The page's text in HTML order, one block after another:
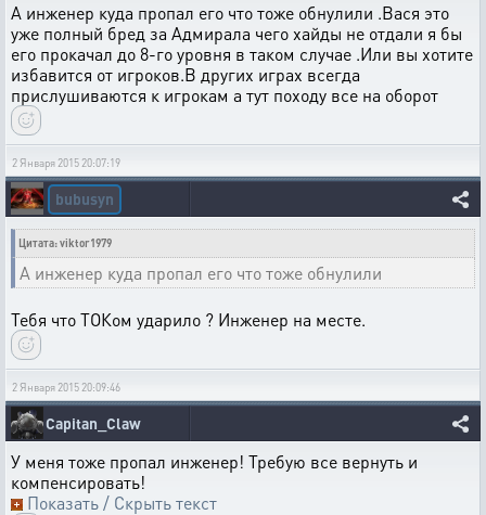
А инженер куда пропал его что тоже обнулили .Вася это
уже полный бред за Адмирала чего хайды не отдали я бы
его прокачал до 8-го уровня в таком случае .Или вы хотите
избавится от игроков.В других играх всегда
прислушиваются к игрокам а тут походу все на оборот
2 Января 2015 20:07:19
bubusyn
Цитата: viktor1979
А инженер куда пропал его что тоже обнулили
Тебя что ТОКом ударило ? Инженер на месте.
2 Января 2015 20:09:46
Capitan_Claw
У меня тоже пропал инженер! Требую все вернуть и
компенсировать!
Показать / Скрыть текст